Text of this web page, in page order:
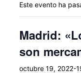
Este evento ha
Madrid:
son
octubre 19, 2022-